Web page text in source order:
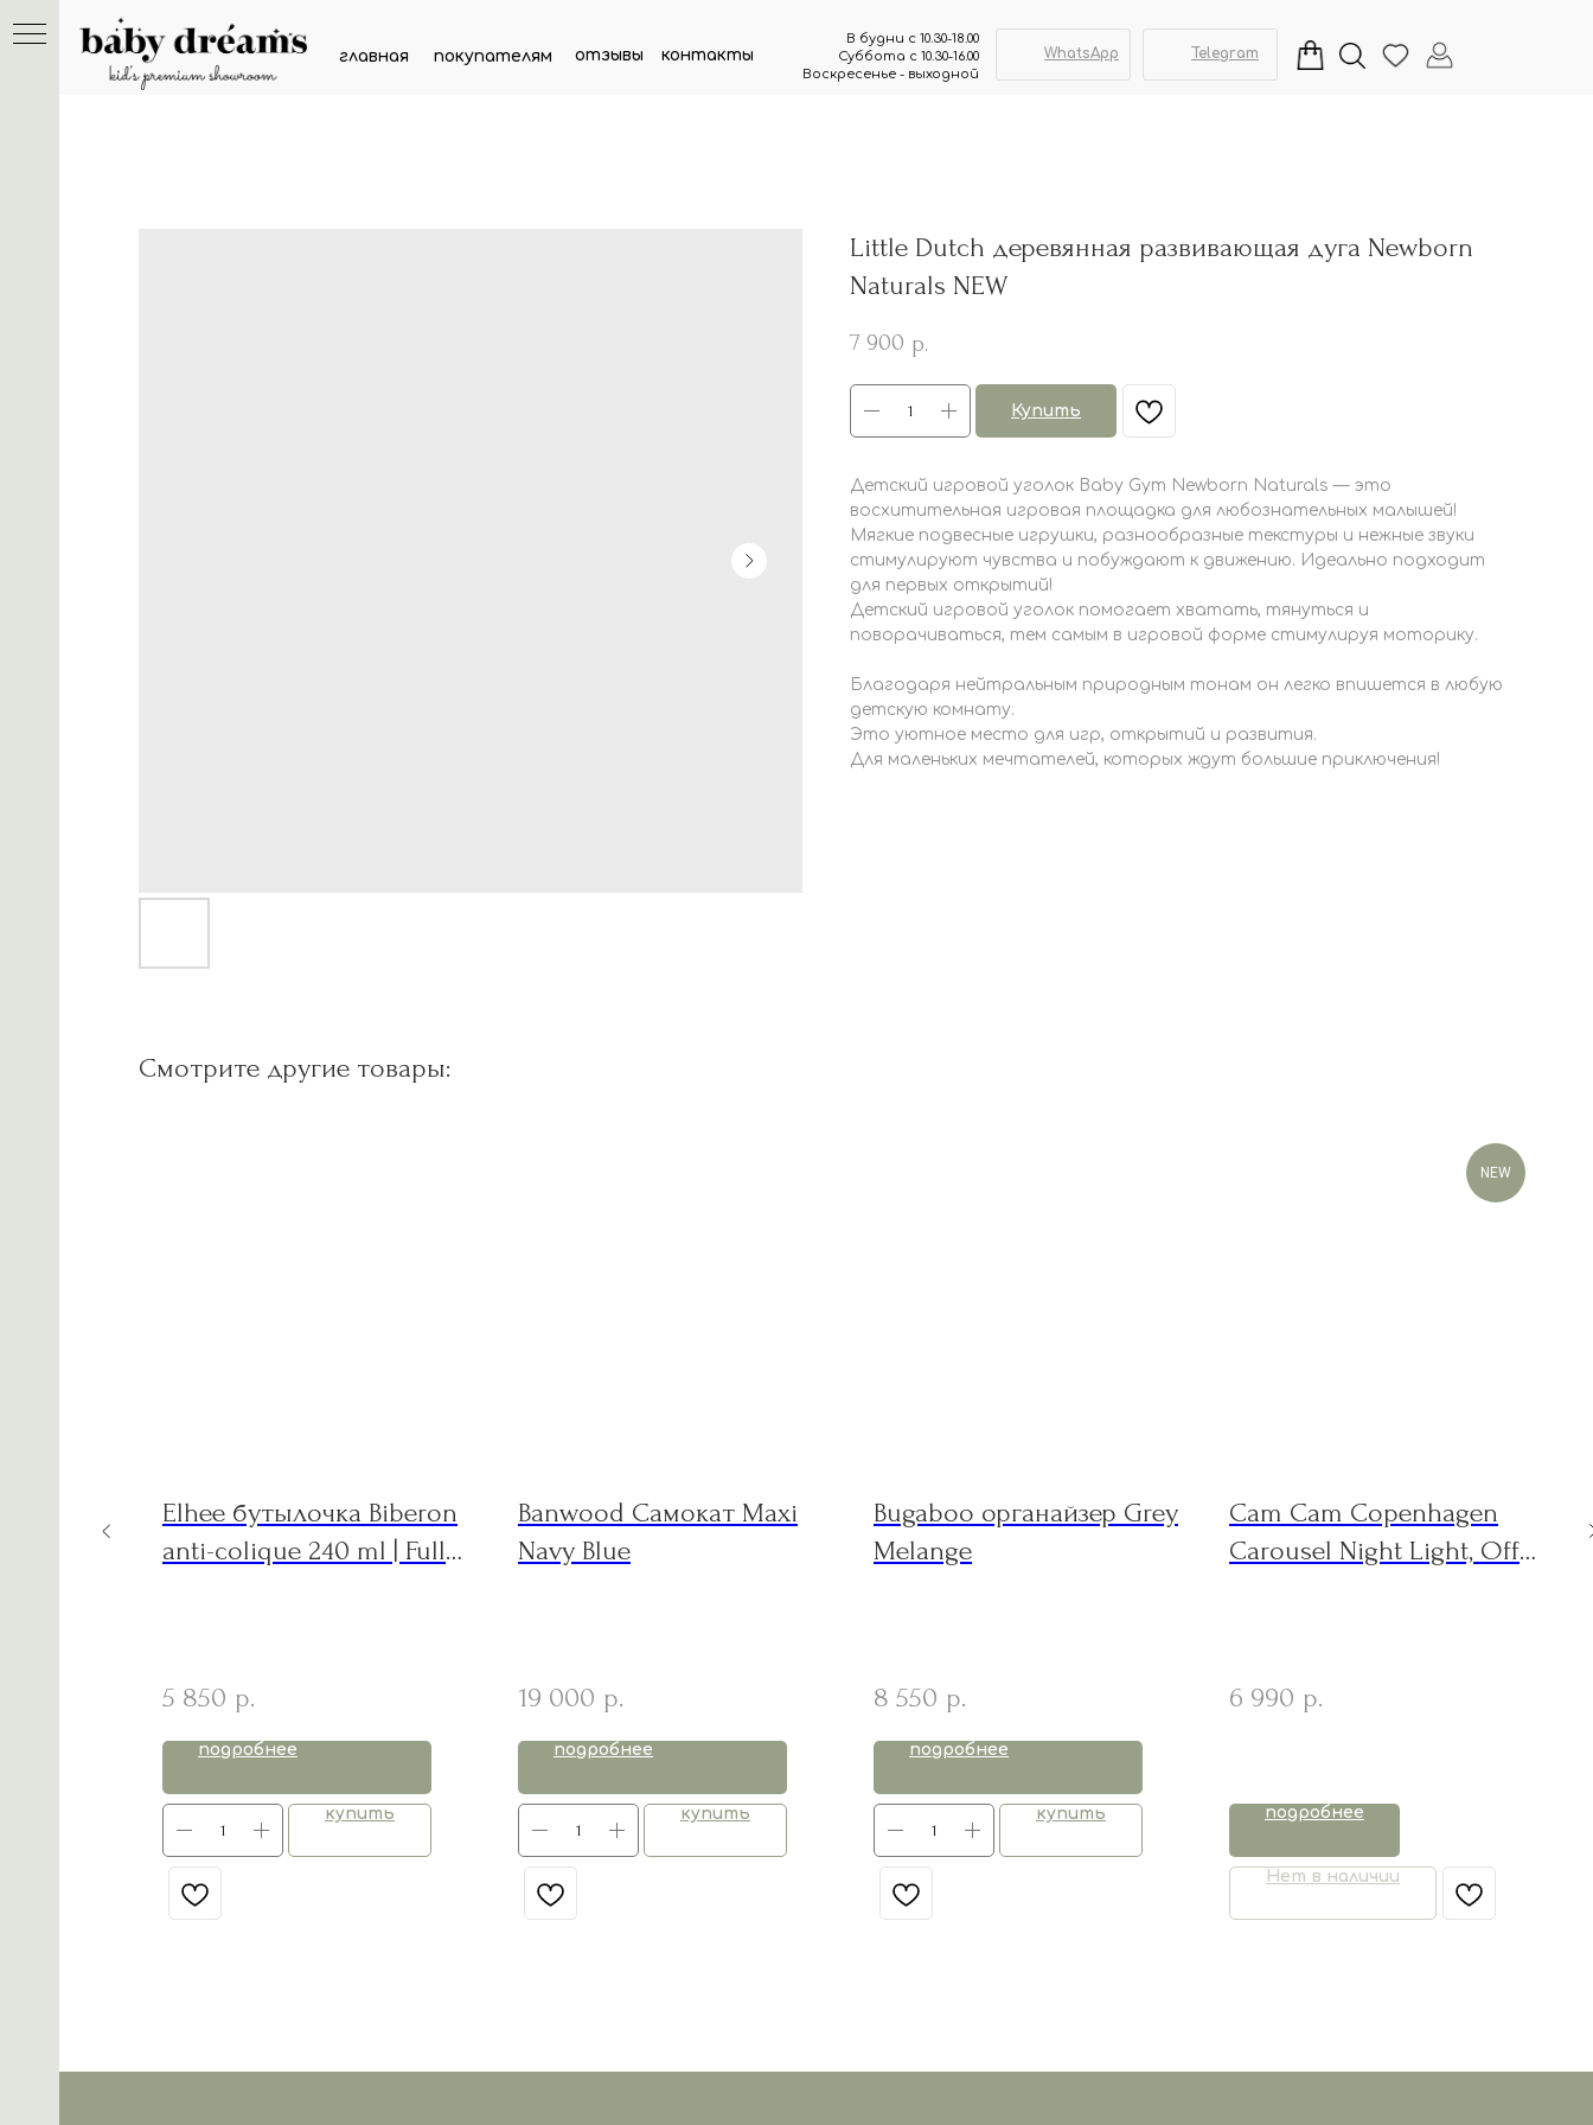
Telegram
контакты
отзывы
покупателям
главная WhatsApp
В будни с 10.30-18.00
Суббота с 10.30-16.00
Воскресенье - выходной
Little Dutch деревянная развивающая дуга Newborn
Naturals NEW
7 900 р.
Купить
Детский игровой уголок Baby Gym Newborn Naturals — это
восхитительная игровая площадка для любознательных малышей!
Мягкие подвесные игрушки, разнообразные текстуры и нежные звуки
стимулируют чувства и побуждают к движению. Идеально подходит
для первых открытий!
Детский игровой уголок помогает хватать, тянуться и
поворачиваться, тем самым в игровой форме стимулируя моторику.
Благодаря нейтральным природным тонам он легко впишется в любую
детскую комнату.
Это уютное место для игр, открытий и развития.
Для маленьких мечтателей, которых ждут большие приключения!
Смотрите другие товары:
Elhee бутылочка Biberon
anti-colique 240 ml | Full
5 850 р.
подробнее
купить
Banwood Самокат Maxi
Navy Blue
19 000 р.
подробнее
купить
Bugaboo органайзер Grey
Melange
8 550 р.
подробнее
купить
NEW
Cam Cam Copenhagen
Carousel Night Light, Off-
6 990 р.
подробнее
Нет в наличии